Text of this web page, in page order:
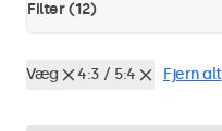
Filter (12)
Væg 4:3 / 5:4 Fjern alt